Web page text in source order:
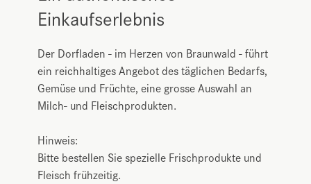
Einkaufserlebnis
Der Dorfladen - im Herzen von Braunwald - führt
ein reichhaltiges Angebot des täglichen Bedarfs,
Gemüse und Früchte, eine grosse Auswahl an
Milch- und Fleischprodukten.
Hinweis:
Bitte bestellen Sie spezielle Frischprodukte und
Fleisch frühzeitig.